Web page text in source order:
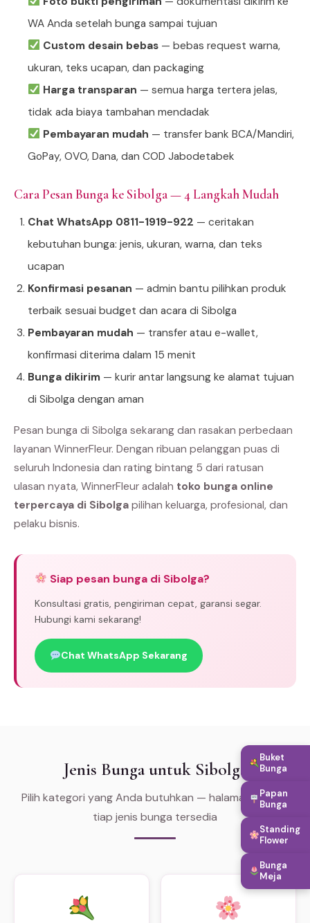
WA Anda setelah bunga sampai tujuan
Custom desain bebas— bebas request warna,
ukuran, teks ucapan, dan packaging
Harga transparan — semua harga tertera jelas,
tidak ada biaya tambahan mendadak
Pembayaran mudah — transfer bank BCA/Mandiri,
GoPay, OVO, Dana, dan COD Jabodetabek
Cara Pesan Bunga ke Sibolga — 4 Langkah Mudah
Chat WhatsApp 0811-1919-922 — ceritakan
kebutuhan bunga: jenis, ukuran, warna, dan teks
ucapan
Konfirmasi pesanan — admin bantu pilihkan produk
terbaik sesuai budget dan acara di Sibolga
Pembayaran mudah — transfer atau e-wallet,
konfirmasi diterima dalam 15 menit
Bunga dikirim — kurir antar langsung ke alamat tujuan
di Sibolga dengan aman
Pesan bunga di Sibolga sekarang dan rasakan perbedaan
layanan WinnerFleur. Dengan ribuan pelanggan puas di
seluruh Indonesia dan rating bintang 5 dari ratusan
ulasan nyata, WinnerFleur adalah toko bunga online
terpercaya di Sibolga pilihan keluarga, profesional, dan
pelaku bisnis.
Siap pesan bunga di Sibolga?
Konsultasi gratis, pengiriman cepat, garansi segar.
Hubungi kami sekarang!
Chat WhatsApp Sekarang
Jenis Bunga untuk Sibolga
Pilih kategori yang Anda butuhkan — halaman khusus
tiap jenis bunga tersedia
Buket
Bunga
Papan
Bunga
Standing
Flower
Bunga
Meja